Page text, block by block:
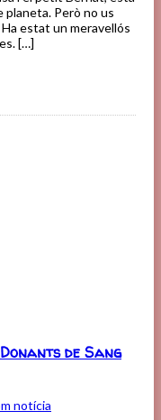
Però no us
estat un meravellós
[…]
de Sang
notícia